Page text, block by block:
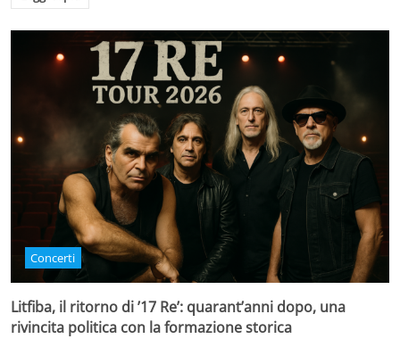
Concerti
Litfiba, il ritorno di ’17 Re’: quarant’anni dopo, una
rivincita politica con la formazione storica